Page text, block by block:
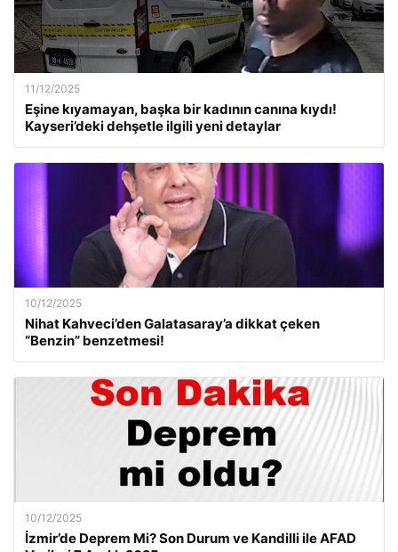
11/12/2025
Eşine kıyamayan, başka bir kadının canına kıydı!
Kayseri’deki dehşetle ilgili yeni detaylar
10/12/2025
Nihat Kahveci’den Galatasaray’a dikkat çeken
“Benzin” benzetmesi!
10/12/2025
İzmir’de Deprem Mi? Son Durum ve Kandilli ile AFAD